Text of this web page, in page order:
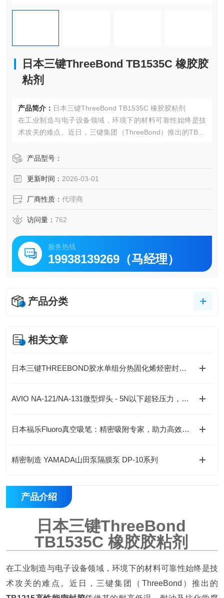
日本三键ThreeBond TB1535C 橡胶胶
粘剂
产品简介： 日本三键ThreeBond TB1535C 橡胶胶粘剂
在工业制造与电子设备领域，环境下的材料可靠性始终是技
术攻关的难点。近日，三键集团（ThreeBond）推出的TB12
能，成为电子元件封装与机械密封领域的焦点产品，被多家
产品型号：
更新时间： 2026-03-01
厂商性质： 代理商
访问量： 762
服务热线
19938139269（马经理）
产品分类
相关文章
日本三键THREEBOND胶水单组分热固化烯烃密封胶接
AVIO NA-121/NA-131微型焊头 - 5N以下超轻压力，精密电子焊接专家
日本福乐Fluoro真空吸笔：精密吸附专家，助力高效无损操作
精密制造 YAMADA山田泵隔膜泵 DP-10系列
产品介绍
日本三键ThreeBond
TB1535C 橡胶胶粘剂
在工业制造与电子设备领域，环境下的材料可靠性始终是技
术攻关的难点。近日，三键集团（ThreeBond）推出的